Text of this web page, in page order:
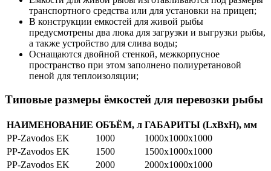
транспортного средства или для установки на прицеп;
В конструкции емкостей для живой рыбы
предусмотрены два люка для загрузки и выгрузки рыбы,
а также устройство для слива воды;
Оснащаются двойной стенкой, межкорпусное
пространство при этом заполнено полиуретановой
пеной для теплоизоляции;
Типовые размеры ёмкостей для перевозки рыбы
НАИМЕНОВАНИЕ ОБЪЁМ, л ГАБАРИТЫ (LхBхH), мм
PP-Zavodos EK
1000
1000х1000х1000
PP-Zavodos EK
1500
1500х1000х1000
PP-Zavodos EK
2000
2000х1000х1000